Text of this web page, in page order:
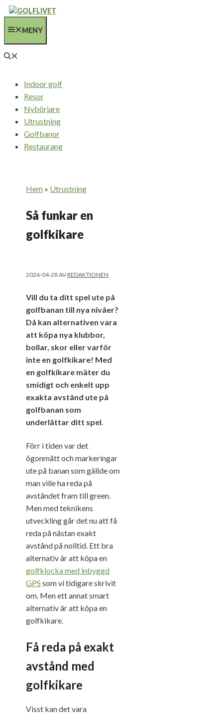
Hoppa
innehållMENY
Indoor golf
Resor
Nybörjare
Utrustning
Golfbanor
Restaurang
Hem » Utrustning
Så funkar en
golfkikare
2026-04-28AVREDAKTIONEN
Vill du ta ditt spel ute på
golfbanan till nya nivåer?
Då kan alternativen vara
att köpa nya klubbor,
bollar, skor eller varför
inte en golfkikare! Med
en golfkikare mäter du
smidigt och enkelt upp
exakta avstånd ute på
golfbanan som
underlättar ditt spel
Förr i tiden var det
ögonmått och markeringar
ute på banan som gällde om
man ville ha reda på
avståndet fram till green.
Men med teknikens
utveckling går det nu att få
reda på nästan exakt
avstånd på nolltid. Ett bra
alternativ är att köpa en
golfklocka med inbyggd
GPS som vi tidigare skrivit
om. Men ett annat smart
alternativ är att köpa en
golfkikare.
Få reda på exakt
avstånd med
golfkikare
Visst kan det vara